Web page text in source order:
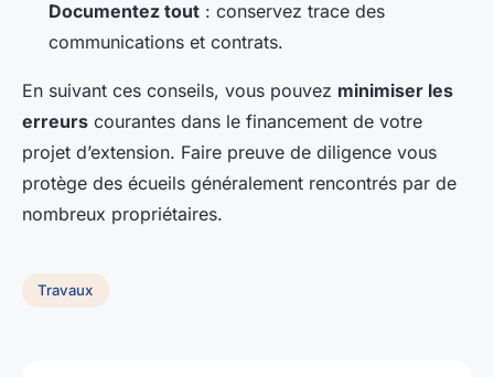
Documentez tout : conservez trace des
communications et contrats.
En suivant ces conseils, vous pouvez minimiser les
erreurs courantes dans le financement de votre
projet d’extension. Faire preuve de diligence vous
protège des écueils généralement rencontrés par de
nombreux propriétaires.
Travaux